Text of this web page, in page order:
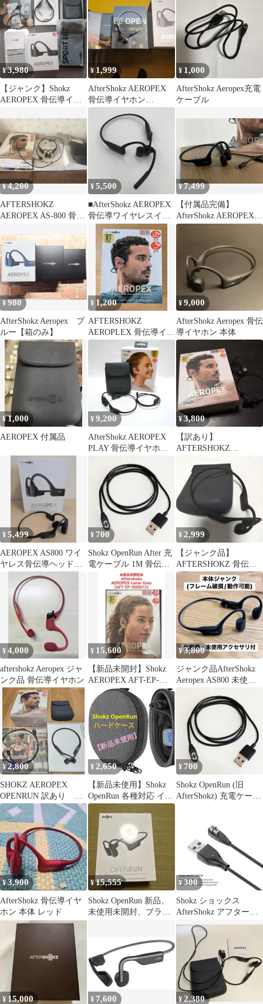
¥3,980
【ジャンク】Shokz
AEROPEX 骨伝導イヤ
認済
¥ 1,999
AfterShokz AEROPEX
骨伝導イヤホン
AS800（ジャンク）
¥ 1,000
AfterShokz Aeropex充電
ケーブル
¥4,200
AFTERSHOKZ
AEROPEX AS-800 骨伝
¥5,500
■AfterShokz AEROPEX
骨伝導ワイヤレスイヤ
ホン Model:C102 ブラッ
ク Bluetooth NFC対応
スポーツ 中古
¥7,499
【付属品完備】
AfterShokz AEROPEX
骨伝導イヤホン 本体
¥980
AfterShokz Aeropex ブ
ルー【箱のみ】
¥ 1,200
AFTERSHOKZ
AEROPLEX 骨伝導イヤ
ホン シリコンケース
¥9,000
AfterShokz Aeropex 骨伝
導イヤホン 本体
¥1,000
AEROPEX 付属品
¥9,200
AfterShokz AEROPEX
PLAY 骨伝導イヤホン
AS800
¥3,800
【訳あり】
AFTERSHOKZ
AEROPEX 骨伝導イヤ
フォン
¥5,499
AEROPEX AS800 ワイ
ヤレス骨伝導ヘッドフ
ォン ジャンク
¥ 700
Shokz OpenRun After 充
電ケーブル 1M 骨伝導
イヤホン
¥2,999
【ジャンク品】
AFTERSHOKZ 骨伝導
イヤホン 本体
¥4,000
aftershokz Aeropex ジャ
ンク品 骨伝導イヤホン
¥ 15,600
【新品未開封】Shokz
AEROPEX AFT-EP-
000012
¥3,800
ジャンク品AfterShokz
Aeropex AS800 未使用
¥2,800
SHOKZ AEROPEX
OPENRUN 訳あり 骨
伝導
¥ 2,650
【新品未使用】Shokz
OpenRun 各種対応 イヤ
ホン用ハードケース
¥ 700
Shokz OpenRun (旧
AfterShokz) 充電ケーブ
Shokz OpenRun Pro
OpenComm Shokz
OpenRun Mini Shokz
¥3,900
AfterShokz 骨伝導イヤ
ホン 本体 レッド
¥15,555
Shokz OpenRun 新品、
未使用未開封、ブラッ
¥300
Shokz ショックス
AfterShokz アフターシ
ョックス 充電ケーブル
充電器 1m USB
¥ 15,000 ¥ 7,600 ¥2,380